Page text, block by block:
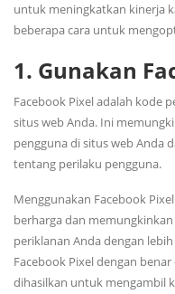
untuk meningkatkan kinerja
beberapa cara untuk
1. Gunakan
Facebook Pixel adalah kode
situs web Anda. Ini
pengguna di situs web Anda
tentang perilaku pengguna.
Menggunakan Facebook
berharga dan
periklanan Anda dengan
Facebook Pixel dengan
dihasilkan untuk mengambil